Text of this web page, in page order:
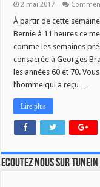
2 mai 2017
À partir de cette
Bernie à 11 heures ce
comme les semaines
consacrée à Georges
les années 60 et 70.
l’homme qui a reçu …
Lire plus
Ecoutez nous sur TuneIn